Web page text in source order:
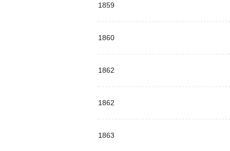
1859
1860
1862
1862
1863